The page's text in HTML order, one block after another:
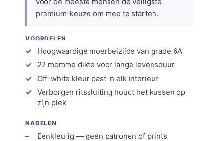
premium-keuze om mee te starten.
VOORDELEN
Hoogwaardige moerbeizijde van grade 6A
22 momme dikte voor lange levensduur
Off-white kleur past in elk interieur
Verborgen ritssluiting houdt het kussen op
zijn plek
NADELEN
Eenkleurig — geen patronen of prints